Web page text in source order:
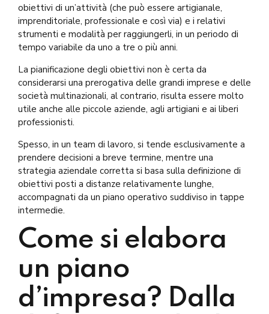
obiettivi di un’attività (che può essere artigianale,
imprenditoriale, professionale e così via) e i relativi
strumenti e modalità per raggiungerli, in un periodo di
tempo variabile da uno a tre o più anni.
La pianificazione degli obiettivi non è certa da
considerarsi una prerogativa delle grandi imprese e delle
società multinazionali, al contrario, risulta essere molto
utile anche alle piccole aziende, agli artigiani e ai liberi
professionisti.
Spesso, in un team di lavoro, si tende esclusivamente a
prendere decisioni a breve termine, mentre una
strategia aziendale corretta si basa sulla definizione di
obiettivi posti a distanze relativamente lunghe,
accompagnati da un piano operativo suddiviso in tappe
intermedie.
Come si elabora
un piano
d’impresa? Dalla